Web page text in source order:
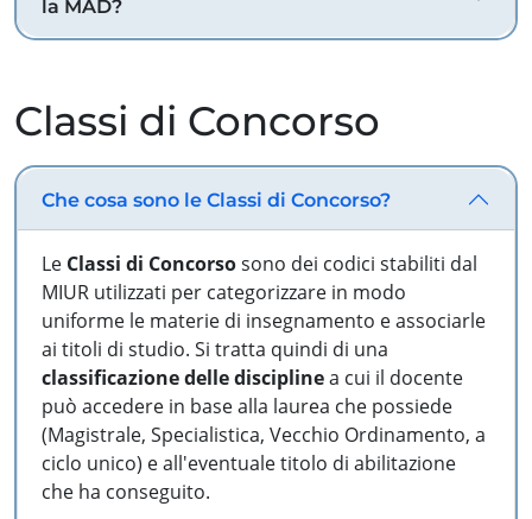
la MAD?
Classi di Concorso
Che cosa sono le Classi di Concorso?
Le Classi di Concorsosono dei codici stabiliti dal
MIUR utilizzati per categorizzare in modo
uniforme le materie di insegnamento e associarle
ai titoli di studio. Si tratta quindi di una
classificazione delle disciplinea cui il docente
può accedere in base alla laurea che possiede
(Magistrale, Specialistica, Vecchio Ordinamento, a
ciclo unico) e all'eventuale titolo di abilitazione
che ha conseguito.